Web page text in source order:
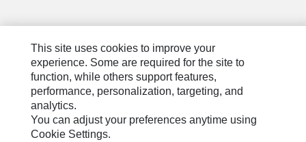
This site uses cookies to improve your
experience. Some are required for the site to
function, while others support features,
performance, personalization, targeting, and
analytics.
You can adjust your preferences anytime using
Cookie Settings.